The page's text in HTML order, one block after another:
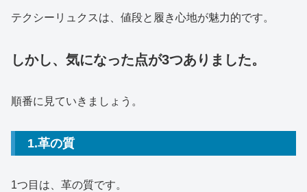
テクシーリュクスは、値段と履き心地が魅力的です。
しかし、気になった点が3つありました。
順番に見ていきましょう。
1.革の質
1つ目は、革の質です。